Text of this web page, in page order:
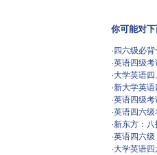
你可能对
· 四六级必
·英语四级
·大学英语
·新大学英
·英语四级
·英语四六
·新东方：
·英语四六
·大学英语